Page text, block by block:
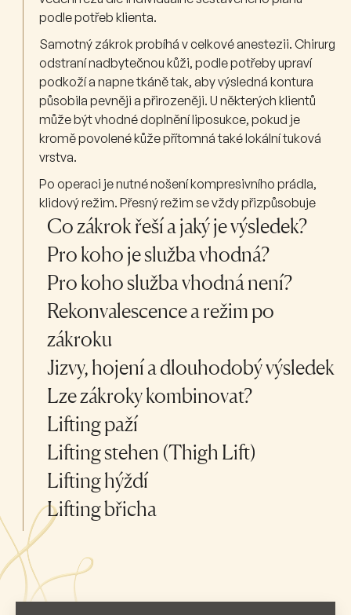
podle potřeb klienta.
Samotný zákrok probíhá v celkové anestezii. Chirurg
odstraní nadbytečnou kůži, podle potřeby upraví
podkoží a napne tkáně tak, aby výsledná kontura
působila pevněji a přirozeněji. U některých klientů
může být vhodné doplnění liposukce, pokud je
kromě povolené kůže přítomná také lokální tuková
vrstva.
Po operaci je nutné nošení kompresivního prádla,
klidový režim. Přesný režim se vždy přizpůsobuje
typu zákroku, rozsahu výkonu a průběhu hojení.
Co zákrok řeší a jaký je výsledek?
Pro koho je služba vhodná?
Pro koho služba vhodná není?
Rekonvalescence a režim po
zákroku
Jizvy, hojení a dlouhodobý výsledek
Lze zákroky kombinovat?
Lifting paží
Lifting stehen (Thigh Lift)
Lifting hýždí
Lifting břicha